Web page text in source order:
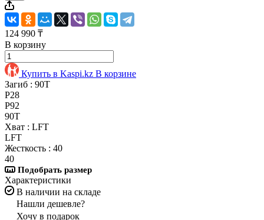
124 990 ₸
В корзину
Купить в Kaspi.kz В корзине
Загиб : 90T
P28
P92
90T
Хват : LFT
LFT
Жесткость : 40
40
Подобрать размер
Характеристики
В наличии на складе
Нашли дешевле?
Хочу в подарок